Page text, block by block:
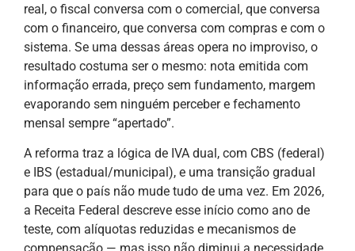
real, o fiscal conversa com o comercial, que conversa
com o financeiro, que conversa com compras e com o
sistema. Se uma dessas áreas opera no improviso, o
resultado costuma ser o mesmo: nota emitida com
informação errada, preço sem fundamento, margem
evaporando sem ninguém perceber e fechamento
mensal sempre “apertado”.
A reforma traz a lógica de IVA dual, com CBS (federal)
e IBS (estadual/municipal), e uma transição gradual
para que o país não mude tudo de uma vez. Em 2026,
a Receita Federal descreve esse início como ano de
teste, com alíquotas reduzidas e mecanismos de